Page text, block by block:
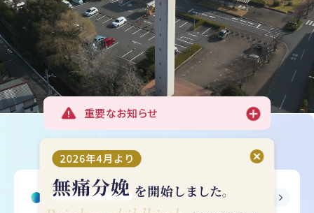
重要なお知らせ
受診される方へ
Outpatient Information